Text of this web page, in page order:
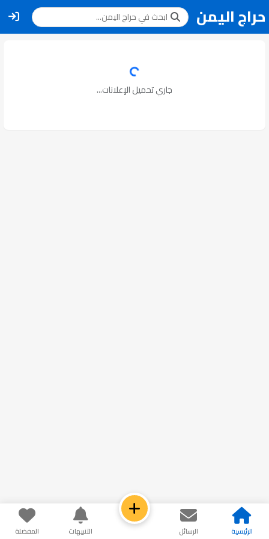
حراج اليمن
جاري تحميل الإعلانات...
الرئيسية الرسائل التنبيهات المفضلة